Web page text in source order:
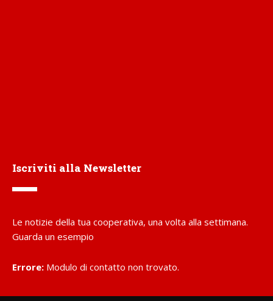
Iscriviti alla Newsletter
Le notizie della tua cooperativa, una volta alla settimana.
Guarda un esempio
Errore: Modulo di contatto non trovato.